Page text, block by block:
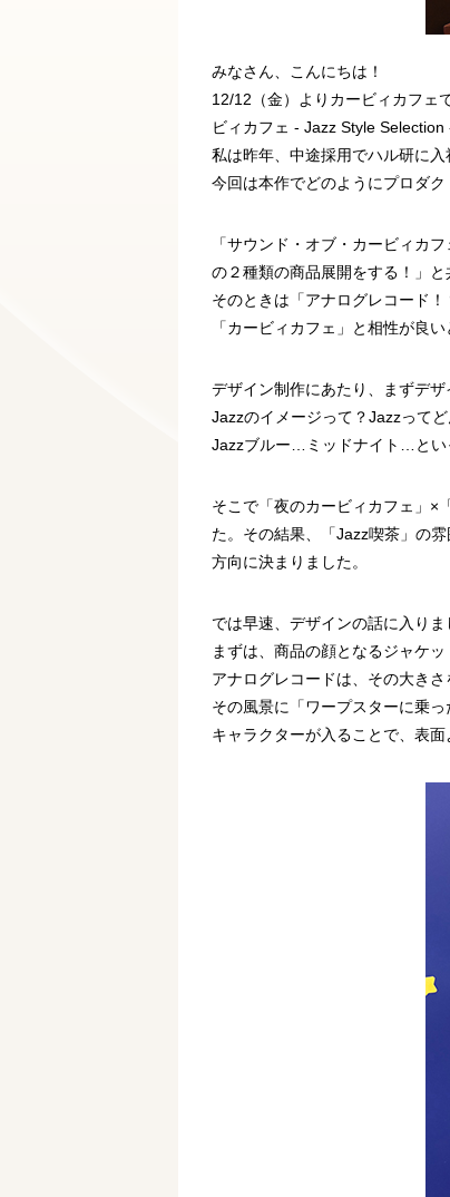
みなさん、こんにちは！
12/12（金）よりカービィカフェ
ビィカフェ - Jazz Style
私は昨年、中途採用でハル研に入
今回は本作でどのようにプロダ
「サウンド・オブ・カービィカ
の２種類の商品展開をする！」と
そのときは「アナログレコード
「カービィカフェ」と相性が良
デザイン制作にあたり、まずデザ
Jazzのイメージって？Jazzって
Jazzブルー…ミッドナイト…とい
そこで「夜のカービィカフェ」×
た。その結果、「Jazz喫茶」の
方向に決まりました。
では早速、デザインの話に入りま
まずは、商品の顔となるジャケッ
アナログレコードは、その大き
その風景に「ワープスターに乗
キャラクターが入ることで、表